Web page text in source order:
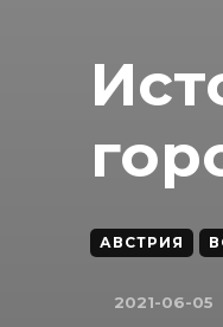
АВСТРИЯ
2021-06-05